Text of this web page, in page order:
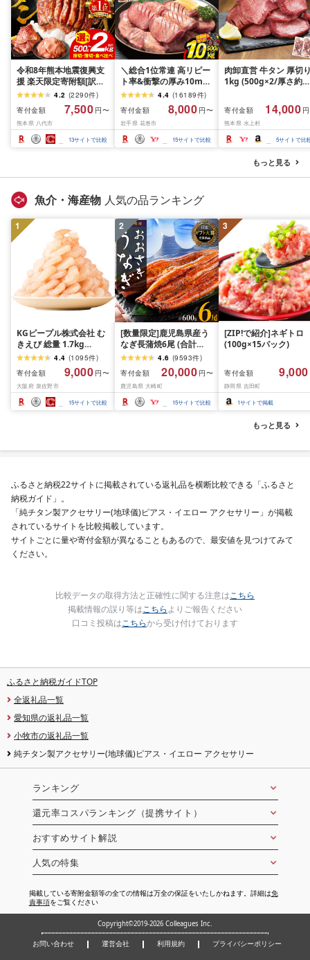
令和8年熊本地震復興支
援 楽天限定寄附額[訳あ
り]牛タン 500g〜2kg 肉
牛肉 訳あり 牛タン 冷凍
小分け 厚切り 薄切り 食
べ比べ 500g 1kg 1.5kg
2kg 牛 人気 ビーフ 牛た
ん ふるさと納税 ランキ
4.2 (2290件)
寄付金額
7,500 円〜
熊本県 八代市
13サイトで比較
＼総合1位常連 高リピー
ト率&衝撃の厚み10mm
厚切り牛タン 塩味/ ≪ス
ピード発送!!10営業日以
内発送≫ 選べる内容量
500g / 1kg 定期便 毎月
届く 牛肉 肉 BBQ ふるさ
と 人気 ランキング 岩手
4.4 (16189件)
寄付金額
8,000 円〜
岩手県 花巻市
15サイトで比較
肉卸直営 牛タン 厚切
1kg (500g×2/厚さ約
牛肉 焼肉 冷凍 スライ
業務用 バーベキュー
BBQ おつまみ ギフト
祝い お中元 夏ギフト
寄付金額 14,000
熊本県 水上村
5サイトで比
もっと見る
魚介・海産物 人気の品ランキング
1
KGピープル株式会社 む
きえび 総量 1.7kg
(850g×2P) 特大 5Lサイ
ズ バナメイエビ バラ凍
結 下処理不要 サイズ不
揃い 訳あり
4.4 (1095件)
寄付金額
9,000 円〜
大阪府 泉佐野市
15サイトで比較
2
[数量限定]鹿児島県産う
なぎ長蒲焼6尾 (合計
600g以上)4.6 (9593件)
寄付金額
20,000 円〜
鹿児島県 大崎町
15サイトで比較
3
[ZIP!で紹介]ネギトロ
(100g×15パック)
寄付金額 9,000
静岡県 吉田町
1サイトで掲載
もっと見る
ふるさと納税22サイトに掲載されている返礼品を横断比較できる「ふるさと
納税ガイド」。
「純チタン製アクセサリー(地球儀)ピアス・イエロー アクセサリー」が掲載
されているサイトを比較掲載しています。
サイトごとに量や寄付金額が異なることもあるので、最安値を見つけてみて
ください。
比較データの取得方法と正確性に関する注意はこちら
掲載情報の誤り等はこちらよりご報告ください
口コミ投稿はこちらから受け付けております
ふるさと納税ガイドTOP
全返礼品一覧
愛知県の返礼品一覧
小牧市の返礼品一覧
純チタン製アクセサリー(地球儀)ピアス・イエロー アクセサリー
ランキング
還元率コスパランキング（提携サイト）
おすすめサイト解説
人気の特集
掲載している寄附金額等の全ての情報は万全の保証をいたしかねます。詳細は免
責事項をご覧ください
Copyright©2019-2026 Colleagues Inc.
お問い合わせ 運営会社 利用規約 プライバシーポリシー